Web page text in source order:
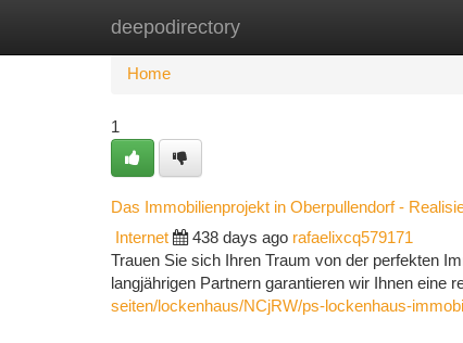
deepodirectory
Home New Site Listings
Home
1
Das Immobilienprojekt in Oberpullendorf -
Internet 438 days ago rafaelixcq579171
Trauen Sie sich Ihren Traum von der perfekten
langjährigen Partnern garantieren wir Ihnen eine
seiten/lockenhaus/NCjRW/ps-lockenhaus-